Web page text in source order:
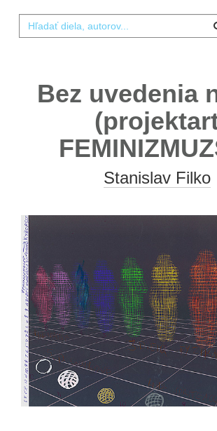
Bez uvedenia
Stanislav Filko